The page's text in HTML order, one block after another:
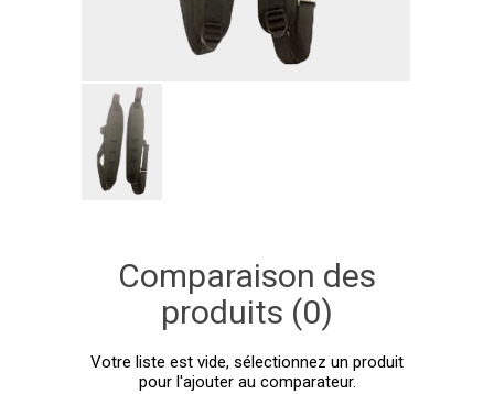
Comparaison des
produits (0)
Votre liste est vide, sélectionnez un produit
pour l'ajouter au comparateur.